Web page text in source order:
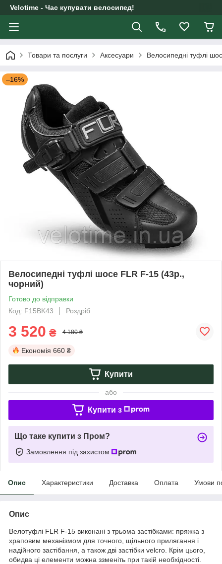
Velotime - Час купувати велосипед!
Товари та послуги Аксесуари Велосипедні туфлі
–16%
Велосипедні туфлі шосе FLR F-15 (43р.,
чорний)
Готово до відправки
Код: F15BK43
Роздріб
3 520 ₴ 4 180 ₴
Економія 660 ₴
Купити
або
Купити з
Що таке купити з Пром?
Замовлення під захистом
Опис Характеристики Доставка Оплата Умови
Опис
Велотуфлі FLR F-15 виконані з трьома застібками: пряжка з
храповим механізмом для точного, щільного прилягання і
надійного застібання, а також дві застібки velcro. Крім цього,
обидва ці елементи можна ззменіть при такій необхідності.